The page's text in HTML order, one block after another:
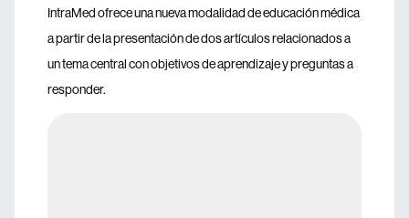
IntraMed ofrece una nueva modalidad de educación médica
a partir de la presentación de dos artículos relacionados a
un tema central con objetivos de aprendizaje y preguntas a
responder.